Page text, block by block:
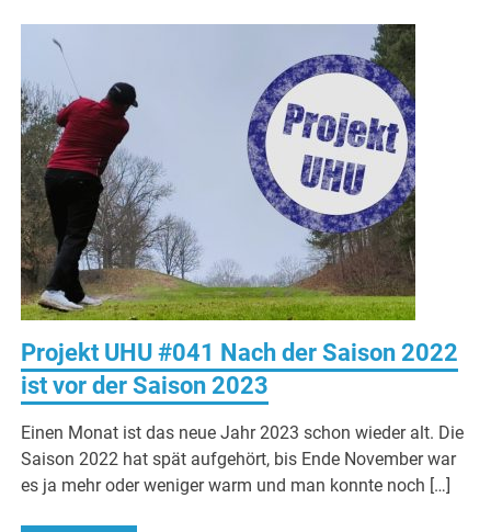
Projekt UHU #041 Nach der Saison 2022
ist vor der Saison 2023
Einen Monat ist das neue Jahr 2023 schon wieder alt. Die
Saison 2022 hat spät aufgehört, bis Ende November war
es ja mehr oder weniger warm und man konnte noch […]